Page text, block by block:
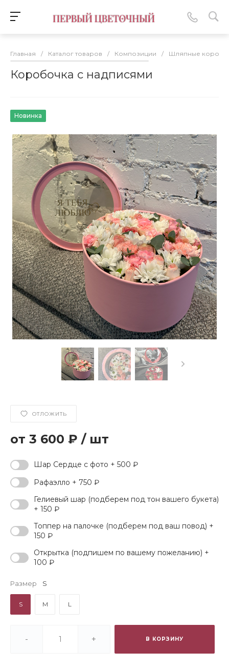
Главная / Каталог товаров / Композиции / Шляпные
Коробочка с надписями
Новинка
ОТЛОЖИТЬ
3 600 ₽ / шт
Шар Сердце с фото + 500 ₽
Рафаэлло + 750 ₽
Гелиевый шар (подберем под тон вашего букета)
+ 150 ₽
Топпер на палочке (подберем под ваш повод) +
150 ₽
Открытка (подпишем по вашему пожеланию) +
100 ₽
Размер S
S M L
- + В КОРЗИНУ